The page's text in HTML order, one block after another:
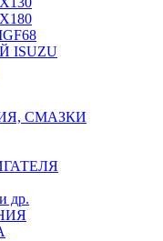
ISUZU
СМАЗКИ
др.